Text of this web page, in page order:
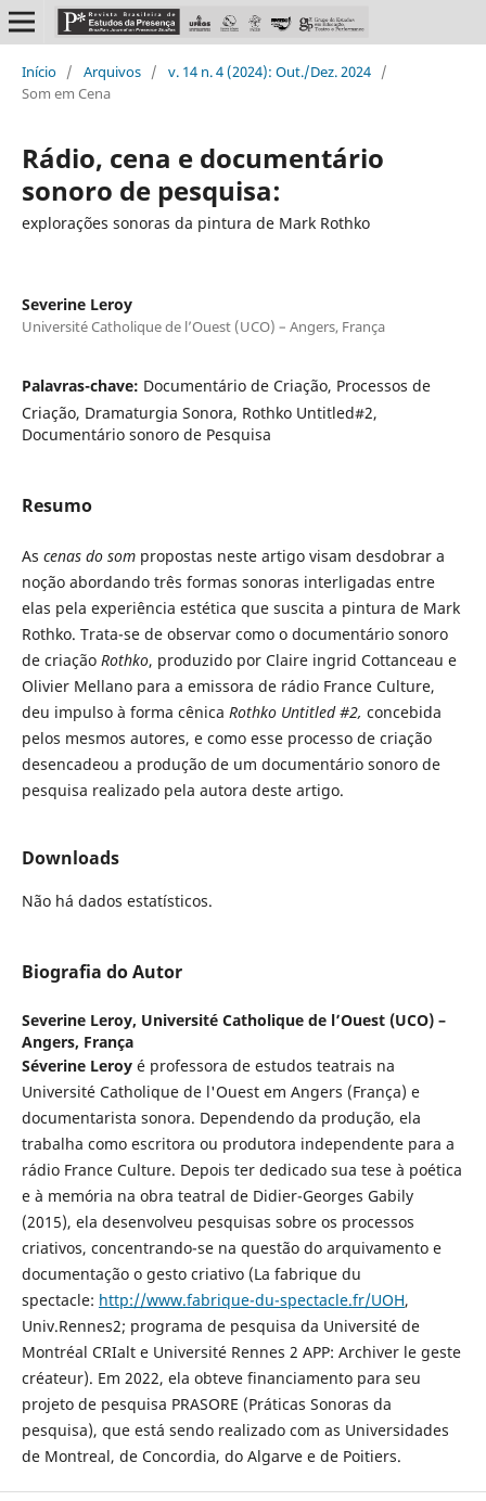
Início / Arquivos / v. 14 n. 4 (2024): Out./Dez. 2024 /
Som em Cena
Rádio, cena e documentário
sonoro de pesquisa:
explorações sonoras da pintura de Mark Rothko
Severine Leroy
Université Catholique de l’Ouest (UCO) – Angers, França
Palavras-chave: Documentário de Criação, Processos de
Criação, Dramaturgia Sonora, Rothko Untitled#2,
Documentário sonoro de Pesquisa
Resumo
As cenas do sompropostas neste artigo visam desdobrar a
noção abordando três formas sonoras interligadas entre
elas pela experiência estética que suscita a pintura de Mark
Rothko. Trata-se de observar como o documentário sonoro
de criação Rothko, produzido por Claire ingrid Cottanceau e
Olivier Mellano para a emissora de rádio France Culture,
deu impulso à forma cênica Rothko Untitled #2, concebida
pelos mesmos autores, e como esse processo de criação
desencadeou a produção de um documentário sonoro de
pesquisa realizado pela autora deste artigo.
Downloads
Não há dados estatísticos.
Biografia do Autor
Severine Leroy, Université Catholique de l’Ouest (UCO) –
Angers, França
Séverine Leroyé professora de estudos teatrais na
Université Catholique de l'Ouest em Angers (França) e
documentarista sonora. Dependendo da produção, ela
trabalha como escritora ou produtora independente para a
rádio France Culture. Depois ter dedicado sua tese à poética
e à memória na obra teatral de Didier-Georges Gabily
(2015), ela desenvolveu pesquisas sobre os processos
criativos, concentrando-se na questão do arquivamento e
documentação o gesto criativo (La fabrique du
spectacle: http://www.fabrique-du-spectacle.fr/UOH,
Univ.Rennes2; programa de pesquisa da Université de
Montréal CRIalt e Université Rennes 2 APP: Archiver le geste
créateur). Em 2022, ela obteve financiamento para seu
projeto de pesquisa PRASORE (Práticas Sonoras da
pesquisa), que está sendo realizado com as Universidades
de Montreal, de Concordia, do Algarve e de Poitiers.